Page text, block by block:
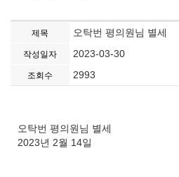
제목 오탁번 평의원님 별세
작성일자 2023-03-30
조회수 2993
오탁번 평의원님 별세
2023년 2월 14일